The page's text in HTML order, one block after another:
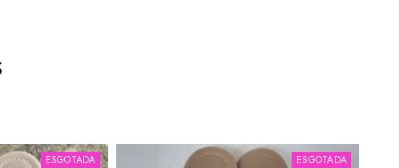
ESGOTADA ESGOTADA